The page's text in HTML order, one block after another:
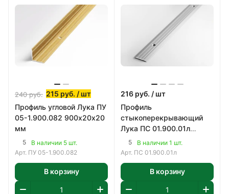
240руб. 215 руб. / шт
Профиль угловой Лука ПУ
05-1.900.082 900х20х20
мм
5
В наличии 5 шт.
Арт. ПУ 05-1.900.082
В корзину
216 руб. / шт
Профиль
стыкоперекрывающий
Лука ПС 01.900.01л
900х25 мм
5
В наличии 1 шт.
Арт. ПС 01.900.01л
В корзину